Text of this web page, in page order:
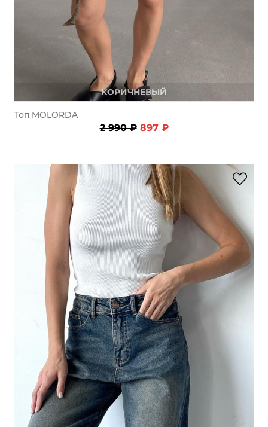
КОРИЧНЕВЫЙ
Топ MOLORDA
2 990 ₽ 897 ₽
раз в 2 недели